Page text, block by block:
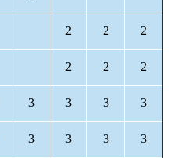
2 2 2
2 2 2
3 3 3 3
3 3 3 3